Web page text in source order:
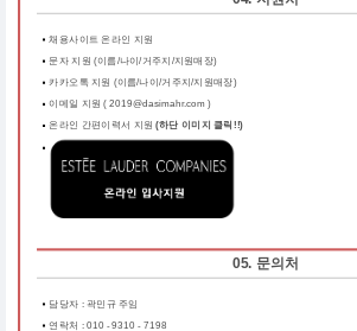
채용사이트 온라인 지원
문자 지원 (이름/나이/거주지/지원매장)
카카오톡 지원 (이름/나이/거주지/지원매장)
이메일 지원 ( 2019@dasimahr.com )
온라인 간편이력서 지원 (하단 이미지 클릭!!)
05. 문의처
담당자 : 곽민규 주임
연락처 : 010 - 9310 - 7198